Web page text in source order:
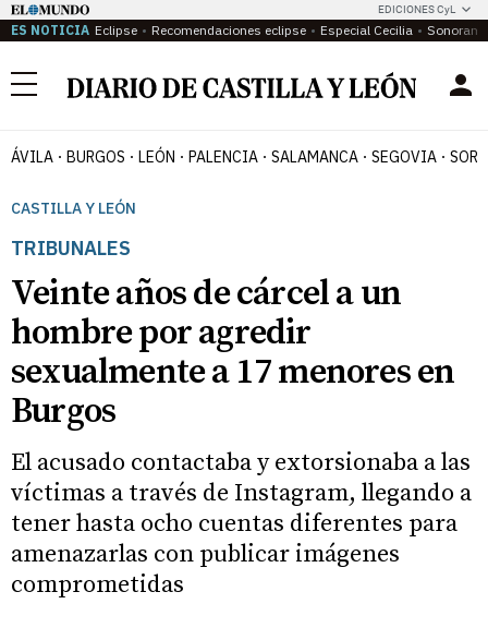
EDICIONES CyL
ES NOTICIA Eclipse Recomendaciones eclipse Especial Cecilia
Menú
ÁVILA BURGOS LEÓN PALENCIA SALAMANCA SEGOVIA
CASTILLA Y LEÓN
TRIBUNALES
Veinte años de cárcel a un
hombre por agredir
sexualmente a 17 menores en
Burgos
El acusado contactaba y extorsionaba a las
víctimas a través de Instagram, llegando a
tener hasta ocho cuentas diferentes para
amenazarlas con publicar imágenes
comprometidas